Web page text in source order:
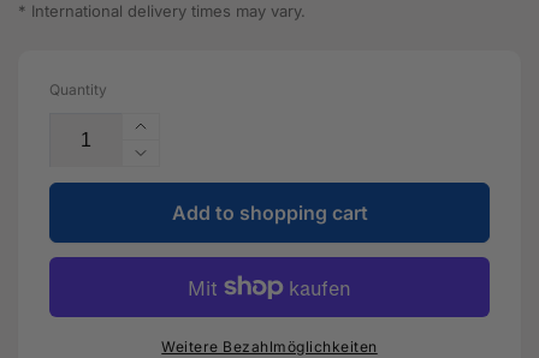
* International delivery times may vary.
Quantity
Increase
the
quantity
exhaust
flap
actuator
2.5
TFSI
Reduce
the
quantity
for
exhaust
actuator
2.5
Add to shopping cart
Weitere Bezahlmöglichkeiten